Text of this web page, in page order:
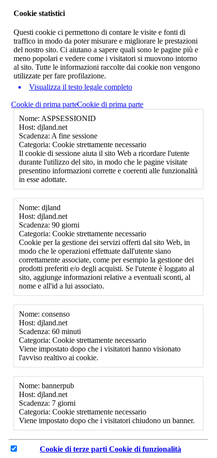
Cookie statistici
Questi cookie ci permettono di contare le visite e fonti di
traffico in modo da poter misurare e migliorare le prestazioni
del nostro sito. Ci aiutano a sapere quali sono le pagine più e
meno popolari e vedere come i visitatori si muovono intorno
al sito. Tutte le informazioni raccolte dai cookie non vengono
utilizzate per fare profilazione.
Visualizza il testo legale completo
Cookie di prima parteCookie di prima parte
Nome: ASPSESSIONID
Host: djland.net
Scadenza: A fine sessione
Categoria: Cookie strettamente necessario
Il cookie di sessione aiuta il sito Web a ricordare l'utente
durante l'utilizzo del sito, in modo che le pagine visitate
presentino informazioni corrette e coerenti alle funzionalità
in esse adottate.
Nome: djland
Host: djland.net
Scadenza: 90 giorni
Categoria: Cookie strettamente necessario
Cookie per la gestione dei servizi offerti dal sito Web, in
modo che le operazioni effettuate dall'utente siano
correttamente associate, come per esempio la gestione dei
prodotti preferiti e/o degli acquisti. Se l'utente è loggato al
sito, aggiunge informazioni relative a eventuali sconti, al
nome e all'id a lui associato.
Nome: consenso
Host: djland.net
Scadenza: 60 minuti
Categoria: Cookie strettamente necessario
Viene impostato dopo che i visitatori hanno visionato
l'avviso realtivo ai cookie.
Nome: bannerpub
Host: djland.net
Scadenza: 7 giorni
Categoria: Cookie strettamente necessario
Viene impostato dopo che i visitatori chiudono un banner.
Cookie di terze parti Cookie di funzionalità